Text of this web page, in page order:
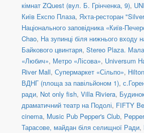
кімнат ZQuest (вул. Б. Грінченка, 9),
Київ Експо Плаза, Яхта-ресторан
Національного заповідника «Київ-
Chao, На зупинці біля нижнього входу
Байкового цвинтаря, Stereo Plaza.
«Любич», Метро «Лісова», Universum
River Mall, Супермаркет «Сільпо»,
ВДНГ (площа за павільйоном 1),
ради, Not only fish, Villa Riviera,
драматичний театр на Подолі, FIFTY
cinema, Music Pub Pepper's Club,
Тарасове, майдан біля селищної Ради,